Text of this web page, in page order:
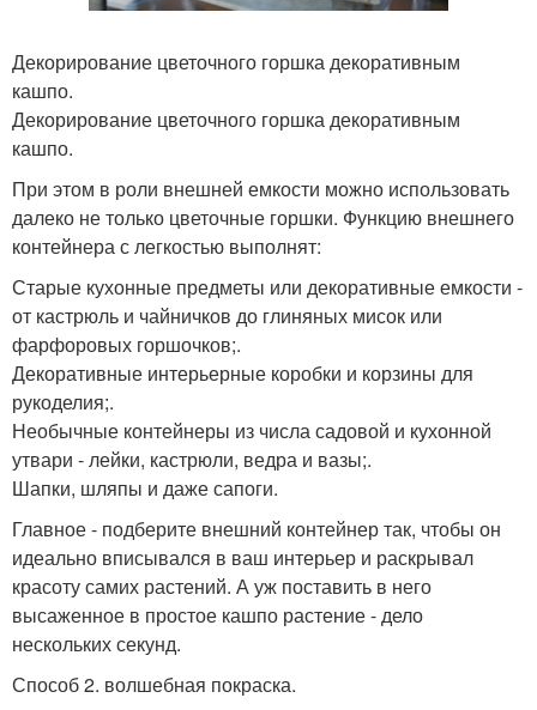
Декорирование цветочного горшка декоративным
кашпо.
Декорирование цветочного горшка декоративным
кашпо.
При этом в роли внешней емкости можно использовать
далеко не только цветочные горшки. Функцию внешнего
контейнера с легкостью выполнят:
Старые кухонные предметы или декоративные емкости -
от кастрюль и чайничков до глиняных мисок или
фарфоровых горшочков;.
Декоративные интерьерные коробки и корзины для
рукоделия;.
Необычные контейнеры из числа садовой и кухонной
утвари - лейки, кастрюли, ведра и вазы;.
Шапки, шляпы и даже сапоги.
Главное - подберите внешний контейнер так, чтобы он
идеально вписывался в ваш интерьер и раскрывал
красоту самих растений. А уж поставить в него
высаженное в простое кашпо растение - дело
нескольких секунд.
Способ 2. волшебная покраска.